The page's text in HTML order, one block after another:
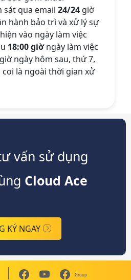
sát qua email 24/24 giờ
hành bảo trì và xử lý sự
vào ngày làm việc
18:00 giờngày làm việc
ngày hôm sau, thứ 7,
coi là ngoài thời gian xử
vấn sử dụng
Cloud Ace
KÝ NGAY
Group